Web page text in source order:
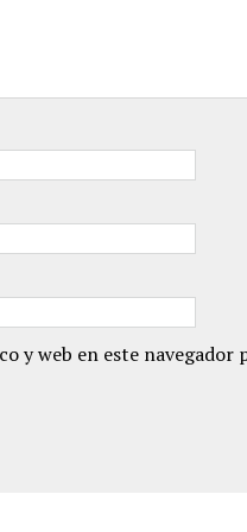
y web en este navegador